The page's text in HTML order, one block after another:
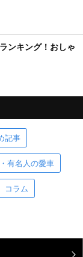
ンキング！おしゃ
記事
有名人の愛車
コラム